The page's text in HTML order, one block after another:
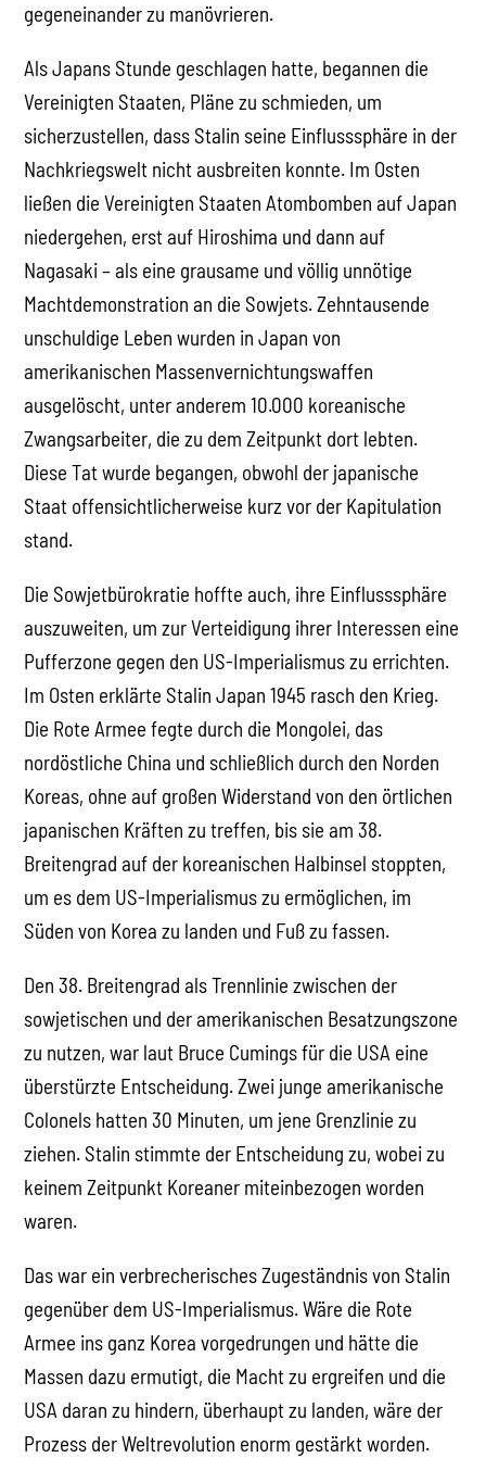
gegeneinander zu manövrieren.
Als Japans Stunde geschlagen hatte, begannen die
Vereinigten Staaten, Pläne zu schmieden, um
sicherzustellen, dass Stalin seine Einflusssphäre in der
Nachkriegswelt nicht ausbreiten konnte. Im Osten
ließen die Vereinigten Staaten Atombomben auf Japan
niedergehen, erst auf Hiroshima und dann auf
Nagasaki – als eine grausame und völlig unnötige
Machtdemonstration an die Sowjets. Zehntausende
unschuldige Leben wurden in Japan von
amerikanischen Massenvernichtungswaffen
ausgelöscht, unter anderem 10.000 koreanische
Zwangsarbeiter, die zu dem Zeitpunkt dort lebten.
Diese Tat wurde begangen, obwohl der japanische
Staat offensichtlicherweise kurz vor der Kapitulation
stand.
Die Sowjetbürokratie hoffte auch, ihre Einflusssphäre
auszuweiten, um zur Verteidigung ihrer Interessen eine
Pufferzone gegen den US-Imperialismus zu errichten.
Im Osten erklärte Stalin Japan 1945 rasch den Krieg.
Die Rote Armee fegte durch die Mongolei, das
nordöstliche China und schließlich durch den Norden
Koreas, ohne auf großen Widerstand von den örtlichen
japanischen Kräften zu treffen, bis sie am 38.
Breitengrad auf der koreanischen Halbinsel stoppten,
um es dem US-Imperialismus zu ermöglichen, im
Süden von Korea zu landen und Fuß zu fassen.
Den 38. Breitengrad als Trennlinie zwischen der
sowjetischen und der amerikanischen Besatzungszone
zu nutzen, war laut Bruce Cumings für die USA eine
überstürzte Entscheidung. Zwei junge amerikanische
Colonels hatten 30 Minuten, um jene Grenzlinie zu
ziehen. Stalin stimmte der Entscheidung zu, wobei zu
keinem Zeitpunkt Koreaner miteinbezogen worden
waren.
Das war ein verbrecherisches Zugeständnis von Stalin
gegenüber dem US-Imperialismus. Wäre die Rote
Armee ins ganz Korea vorgedrungen und hätte die
Massen dazu ermutigt, die Macht zu ergreifen und die
USA daran zu hindern, überhaupt zu landen, wäre der
Prozess der Weltrevolution enorm gestärkt worden.